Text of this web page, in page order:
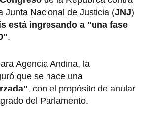
Junta Nacional de Justicia (JNJ)
está ingresando a "una fase
.
Agencia Andina, la
que se hace una
, con el propósito de anular
del Parlamento.